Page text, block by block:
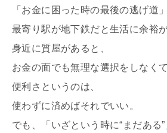
「お金に困った時の最後の逃げ道」
最寄り駅が地下鉄だと生活に余裕
身近に質屋があると、
お金の面でも無理な選択をしなく
便利さというのは、
使わずに済めばそれでいい。
でも、「いざという時に“まだある”